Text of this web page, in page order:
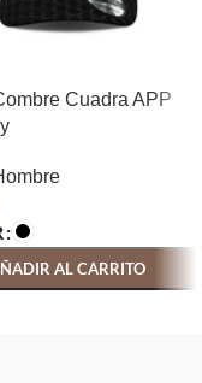
Cuadra APP
AL CARRITO